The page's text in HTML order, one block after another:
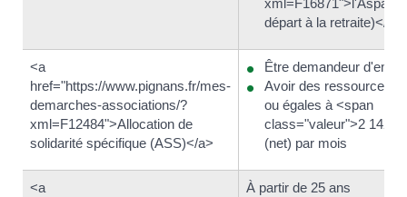
xml=F16871">l'Aspa
départ à la retraite)</a>
<a
href="https://www.pignans.fr/mes-
demarches-associations/?
xml=F12484">Allocation de
solidarité spécifique (ASS)</a>
Être demandeur
Avoir des ressources
ou égales à <span
class="valeur">2
(net) par mois
<a
À partir de 25 ans